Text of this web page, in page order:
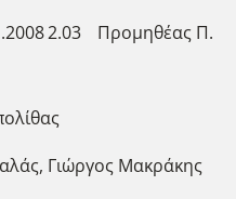
2.03 Προμηθέας Π.
Γιώργος Μακράκης